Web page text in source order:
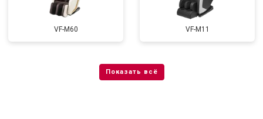
VF-M60 VF-M11